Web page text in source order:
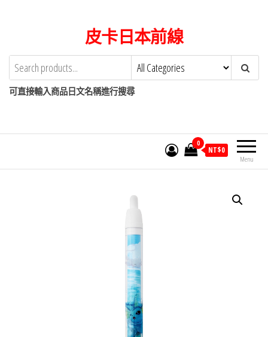
content
皮卡日本前線
可直接輸入商品日文名稱進行搜尋
Menu
0
NT$0